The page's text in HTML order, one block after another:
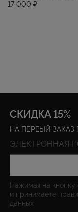
17 000 ₽
СКИДКА 15%
НА ПЕРВЫЙ
Нажимая на кнопку
и принимаете
данных